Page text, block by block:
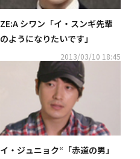
ZE:A シワン「イ・スンギ先輩
のようになりたいです」
2013/03/10 18:45
イ・ジュニョク“「赤道の男」